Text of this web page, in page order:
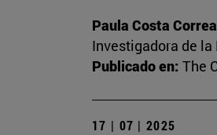
Paula Costa Correa
Investigadora de
Publicado en: The
17 | 07 | 2025